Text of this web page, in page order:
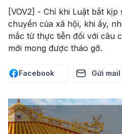
[VOV2] - Chỉ khi Luật bắt
chuyển của xã hội, khi ấy,
mắc từ thực tiễn đối với câu
mới mong được tháo gỡ.
Facebook Gửi mail